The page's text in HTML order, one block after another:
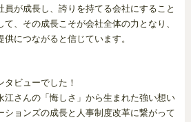
員が成長し、誇りを持てる会社にすること
、その成長こそが会社全体の力となり、
につながると信じています。
タビューでした！
江さんの「悔しさ」から生まれた強い想い
ションズの成長と人事制度改革に繋がって